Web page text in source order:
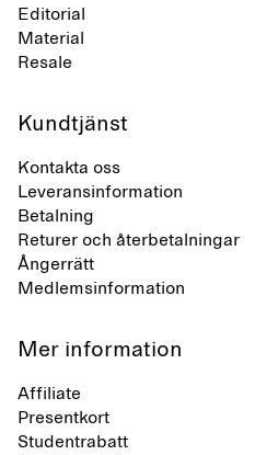
Editorial
Material
Resale
Kundtjänst
Kontakta oss
Leveransinformation
Betalning
Returer och återbetalningar
Ångerrätt
Medlemsinformation
Mer information
Affiliate
Presentkort
Studentrabatt